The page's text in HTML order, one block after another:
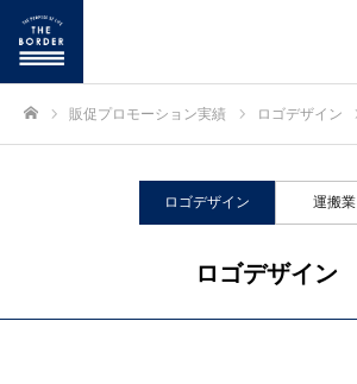
販促プロモーション実績 ロゴデザイン
ロゴデザイン 運搬業
ロゴデザイン